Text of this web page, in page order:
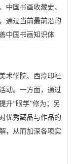
中国书画收藏史、
通过当前最前沿的
中国书画知识体
术学院、西泠印社
动。一方面，通过
升“眼学”修为；另
优秀藏品与作品的
，从而加深各项实